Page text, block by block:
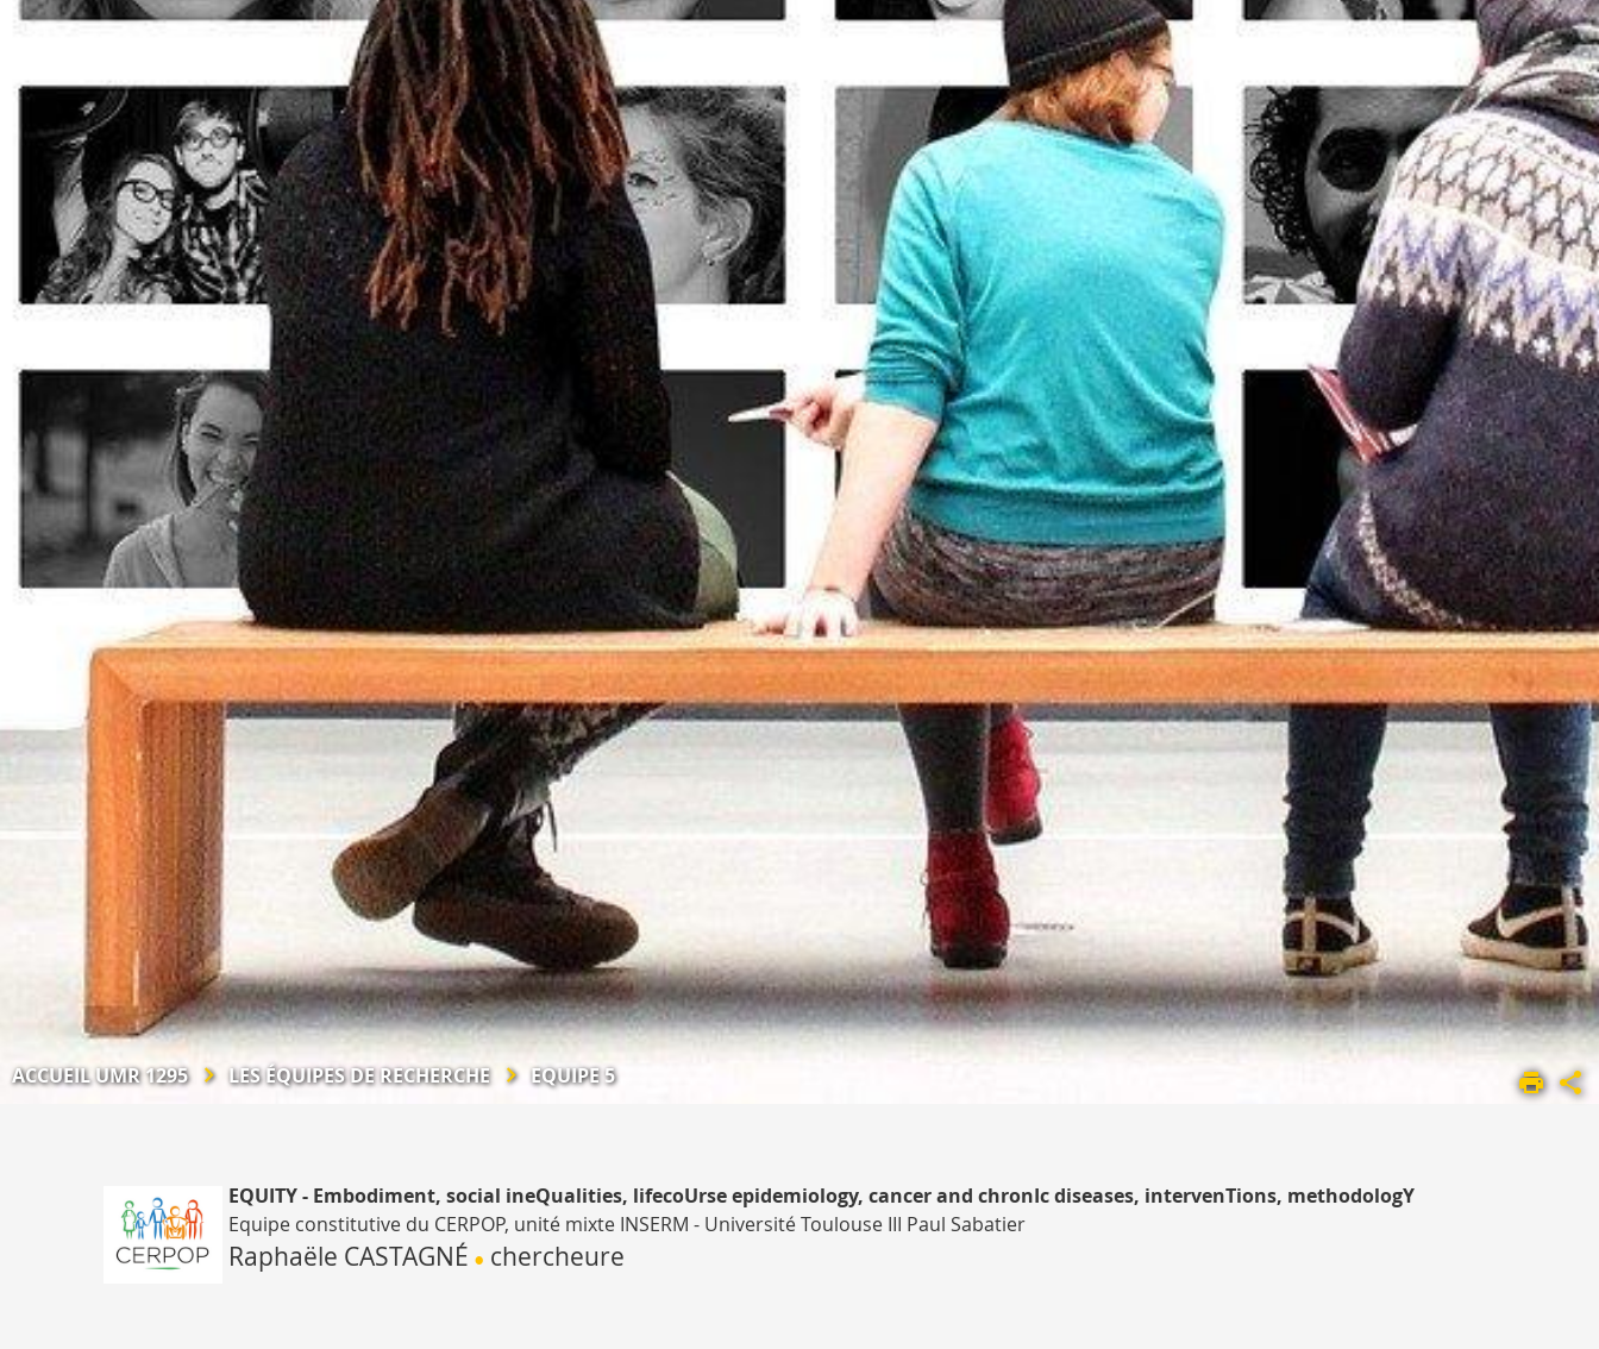
ACCUEIL UMR 1295 LES ÉQUIPES DE RECHERCHE EQUIPE 5
EQUITY - Embodiment, social ineQualities, lifecoUrse epidemiology, cancer and chronIc diseases, intervenTions, methodologY
Equipe constitutive du CERPOP, unité mixte INSERM - Université Toulouse III Paul Sabatier
Raphaële CASTAGNÉ• chercheure